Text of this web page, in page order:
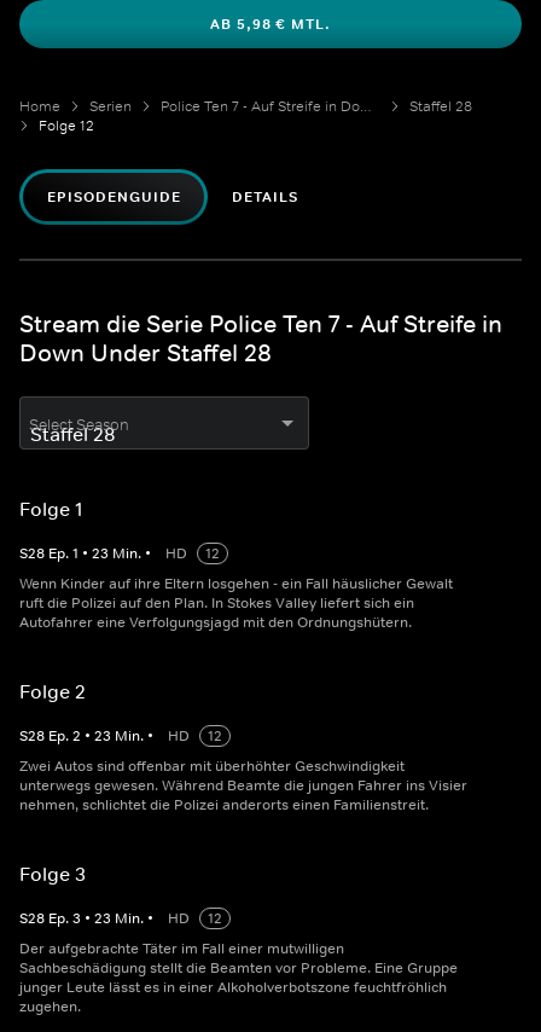
AB 5,98 € MTL.
Home Serien Police Ten 7 - Auf Streife in Down Under
Staffel 28
Folge 12
EPISODENGUIDE DETAILS
Stream die Serie Police Ten 7 - Auf Streife in
Down Under Staffel 28
Select Season
Folge 1
S28 Ep.1 • 23 Min. • HD
12
Wenn Kinder auf ihre Eltern losgehen - ein Fall häuslicher Gewalt
ruft die Polizei auf den Plan. In Stokes Valley liefert sich ein
Autofahrer eine Verfolgungsjagd mit den Ordnungshütern.
Folge 2
S28 Ep.2 • 23 Min. • HD
12
Zwei Autos sind offenbar mit überhöhter Geschwindigkeit
unterwegs gewesen. Während Beamte die jungen Fahrer ins Visier
nehmen, schlichtet die Polizei anderorts einen Familienstreit.
Folge 3
S28 Ep.3 • 23 Min. • HD
12
Der aufgebrachte Täter im Fall einer mutwilligen
Sachbeschädigung stellt die Beamten vor Probleme. Eine Gruppe
junger Leute lässt es in einer Alkoholverbotszone feuchtfröhlich
zugehen.